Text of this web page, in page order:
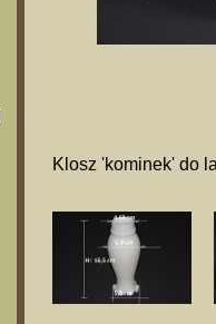
Klosz 'kominek' do